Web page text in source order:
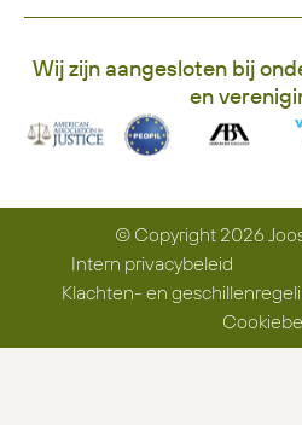
Wij zijn aangesloten bij
en
© Copyright 2026
Intern privacybeleid
Klachten- en